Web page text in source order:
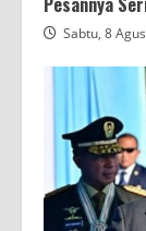
Sabtu, 8